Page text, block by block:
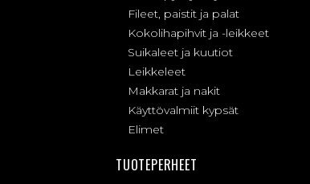
Fileet, paistit ja palat
Kokolihapihvit ja -leikkeet
Suikaleet ja kuutiot
Leikkeleet
Makkarat ja nakit
Käyttövalmiit kypsät
Elimet
TUOTEPERHEET